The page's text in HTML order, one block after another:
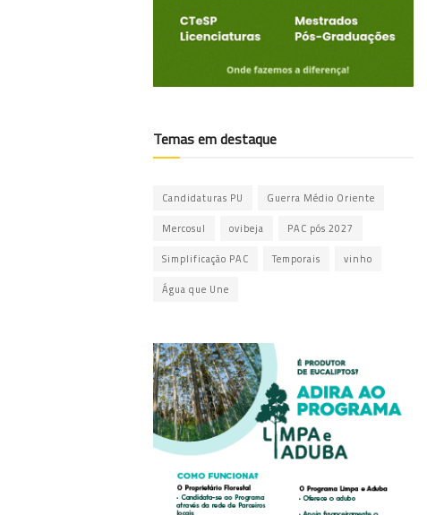
Temas em destaque
Candidaturas PU Guerra Médio Oriente
Mercosul ovibeja PAC pós 2027
Simplificação PAC Temporais vinho
Água que Une